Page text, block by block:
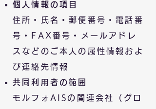
個人情報の項目
住所・氏名・郵便番号・電話番
号・FAX番号・メールアドレ
スなどのご本人の属性情報およ
び連絡先情報
共同利用者の範囲
モルフォ AIS の関連会社（グロ